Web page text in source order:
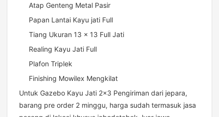
Atap Genteng Metal Pasir
Papan Lantai Kayu jati Full
Tiang Ukuran 13 x 13 Full Jati
Realing Kayu Jati Full
Plafon Triplek
Finishing Mowilex Mengkilat
Untuk Gazebo Kayu Jati 2×3 Pengiriman dari jepara,
barang pre order 2 minggu, harga sudah termasuk jasa